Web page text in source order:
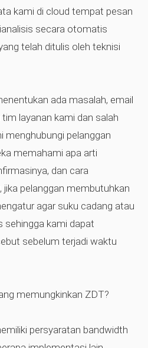
kami di cloud tempat pesan
secara otomatis
telah ditulis oleh teknisi
ada masalah, email
layanan kami dan salah
menghubungi pelanggan
memahami apa arti
dan cara
jika pelanggan membutuhkan
agar suku cadang atau
sehingga kami dapat
sebelum terjadi waktu
memungkinkan ZDT?
persyaratan bandwidth